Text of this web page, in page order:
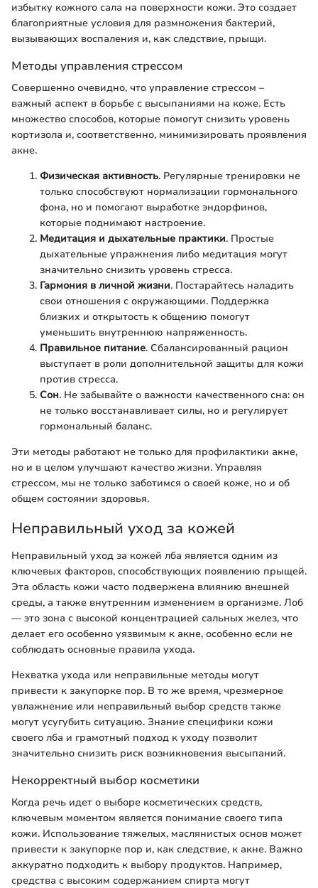
избытку кожного сала на поверхности кожи. Это создает
благоприятные условия для размножения бактерий,
вызывающих воспаления и, как следствие, прыщи.
Методы управления стрессом
Совершенно очевидно, что управление стрессом –
важный аспект в борьбе с высыпаниями на коже. Есть
множество способов, которые помогут снизить уровень
кортизола и, соответственно, минимизировать проявления
акне.
Физическая активность. Регулярные тренировки не
только способствуют нормализации гормонального
фона, но и помогают выработке эндорфинов,
которые поднимают настроение.
Медитация и дыхательные практики. Простые
дыхательные упражнения либо медитация могут
значительно снизить уровень стресса.
Гармония в личной жизни. Постарайтесь наладить
свои отношения с окружающими. Поддержка
близких и открытость к общению помогут
уменьшить внутреннюю напряженность.
Правильное питание. Сбалансированный рацион
выступает в роли дополнительной защиты для кожи
против стресса.
Сон. Не забывайте о важности качественного сна: он
не только восстанавливает силы, но и регулирует
гормональный баланс.
Эти методы работают не только для профилактики акне,
но и в целом улучшают качество жизни. Управляя
стрессом, мы не только заботимся о своей коже, но и об
общем состоянии здоровья.
Неправильный уход за кожей
Неправильный уход за кожей лба является одним из
ключевых факторов, способствующих появлению прыщей.
Эта область кожи часто подвержена влиянию внешней
среды, а также внутренним изменением в организме. Лоб
— это зона с высокой концентрацией сальных желез, что
делает его особенно уязвимым к акне, особенно если не
соблюдать основные правила ухода.
Нехватка ухода или неправильные методы могут
привести к закупорке пор. В то же время, чрезмерное
увлажнение или неправильный выбор средств также
могут усугубить ситуацию. Знание специфики кожи
своего лба и грамотный подход к уходу позволит
значительно снизить риск возникновения высыпаний.
Некорректный выбор косметики
Когда речь идет о выборе косметических средств,
ключевым моментом является понимание своего типа
кожи. Использование тяжелых, маслянистых основ может
привести к закупорке пор и, как следствие, к акне. Важно
аккуратно подходить к выбору продуктов. Например,
средства с высоким содержанием спирта могут